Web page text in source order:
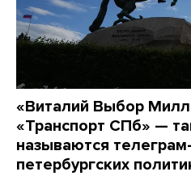
«Виталий Выбор
«Транспорт СПб» —
называются
петербургских